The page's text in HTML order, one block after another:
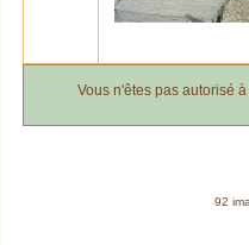
Vous n'êtes pas autorisé
92